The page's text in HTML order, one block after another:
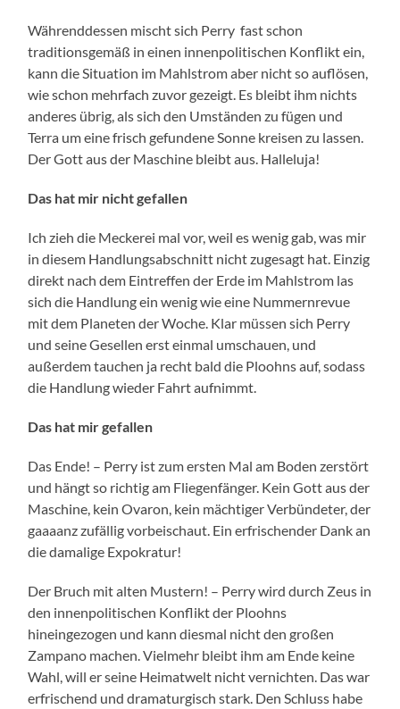
Währenddessen mischt sich Perry fast schon
traditionsgemäß in einen innenpolitischen Konflikt ein,
kann die Situation im Mahlstrom aber nicht so auflösen,
wie schon mehrfach zuvor gezeigt. Es bleibt ihm nichts
anderes übrig, als sich den Umständen zu fügen und
Terra um eine frisch gefundene Sonne kreisen zu lassen.
Der Gott aus der Maschine bleibt aus. Halleluja!
Das hat mir nicht gefallen
Ich zieh die Meckerei mal vor, weil es wenig gab, was mir
in diesem Handlungsabschnitt nicht zugesagt hat. Einzig
direkt nach dem Eintreffen der Erde im Mahlstrom las
sich die Handlung ein wenig wie eine Nummernrevue
mit dem Planeten der Woche. Klar müssen sich Perry
und seine Gesellen erst einmal umschauen, und
außerdem tauchen ja recht bald die Ploohns auf, sodass
die Handlung wieder Fahrt aufnimmt.
Das hat mir gefallen
Das Ende! – Perry ist zum ersten Mal am Boden zerstört
und hängt so richtig am Fliegenfänger. Kein Gott aus der
Maschine, kein Ovaron, kein mächtiger Verbündeter, der
gaaaanz zufällig vorbeischaut. Ein erfrischender Dank an
die damalige Expokratur!
Der Bruch mit alten Mustern! – Perry wird durch Zeus in
den innenpolitischen Konflikt der Ploohns
hineingezogen und kann diesmal nicht den großen
Zampano machen. Vielmehr bleibt ihm am Ende keine
Wahl, will er seine Heimatwelt nicht vernichten. Das war
erfrischend und dramaturgisch stark. Den Schluss habe